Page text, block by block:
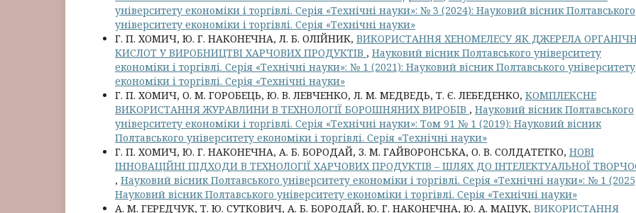
університету економіки і торгівлі. Серія «Технічні науки»: № 3 (2024): Науковий вісник Полтавського
університету економіки і торгівлі. Серія «Технічні науки»
Г. П. ХОМИЧ, Ю. Г. НАКОНЕЧНА, Л. Б. ОЛІЙНИК, ВИКОРИСТАННЯ ХЕНОМЕЛЕСУ ЯК ДЖЕРЕЛА
КИСЛОТ У ВИРОБНИЦТВІ ХАРЧОВИХ ПРОДУКТІВ , Науковий вісник Полтавського університету
економіки і торгівлі. Серія «Технічні науки»: № 1 (2021): Науковий вісник Полтавського університету
економіки і торгівлі. Серія «Технічні науки»
Г. П. ХОМИЧ, О. М. ГОРОБЕЦЬ, Ю. В. ЛЕВЧЕНКО, Л. М. МЕДВЕДЬ, Т. Є. ЛЕБЕДЕНКО, КОМПЛЕКСНЕ
ВИКОРИСТАННЯ ЖУРАВЛИНИ В ТЕХНОЛОГІЇ БОРОШНЯНИХ ВИРОБІВ , Науковий вісник Полтавського
університету економіки і торгівлі. Серія «Технічні науки»: Том 91 № 1 (2019): Науковий вісник
Полтавського університету економіки і торгівлі. Серія «Технічні науки»
Г. П. ХОМИЧ, Ю. Г. НАКОНЕЧНА, А. Б. БОРОДАЙ, З. М. ГАЙВОРОНСЬКА, О. В. СОЛДАТЕТКО, НОВІ
ІННОВАЦІЙНІ ПІДХОДИ В ТЕХНОЛОГІЇ ХАРЧОВИХ ПРОДУКТІВ – ШЛЯХ ДО ІНТЕЛЕКТУАЛЬНОЇ
, Науковий вісник Полтавського університету економіки і торгівлі. Серія «Технічні науки»: № 1
Науковий вісник Полтавського університету економіки і торгівлі. Серія «Технічні науки»
А. М. ГЕРЕДЧУК, Т. Ю. СУТКОВИЧ, А. Б. БОРОДАЙ, Ю. Г. НАКОНЕЧНА, Ю. А. МАЦУК, ВИКОРИСТАННЯ